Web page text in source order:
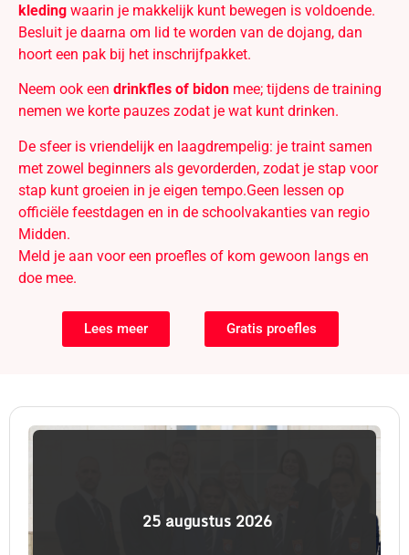
kleding waarin je makkelijk kunt bewegen is voldoende.
Besluit je daarna om lid te worden van de dojang, dan
hoort een pak bij het inschrijfpakket.
Neem ook een drinkfles of bidon mee; tijdens de training
nemen we korte pauzes zodat je wat kunt drinken.
De sfeer is vriendelijk en laagdrempelig: je traint samen
met zowel beginners als gevorderden, zodat je stap voor
stap kunt groeien in je eigen tempo.Geen lessen op
officiële feestdagen en in de schoolvakanties van regio
Midden.
Meld je aan voor een proefles of kom gewoon langs en
doe mee.
Lees meer Gratis proefles
25 augustus 2026